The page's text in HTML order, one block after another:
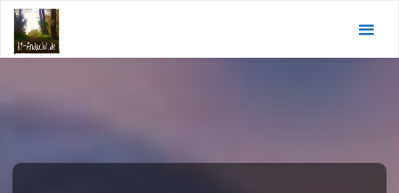
Zum
Inhalt
springen